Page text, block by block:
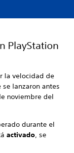
PlayStation
la velocidad de
lanzaron antes
noviembre del
durante el
activado, se